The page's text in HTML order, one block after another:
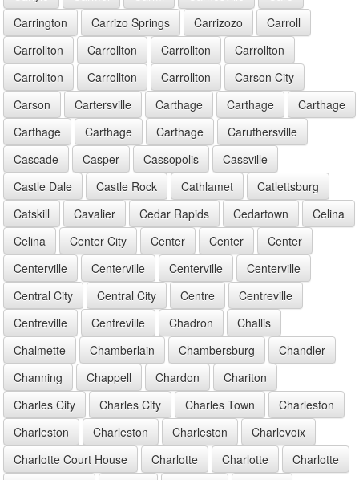
Carrington
Carrizo Springs Carrizozo
Carroll
Carrollton
Carrollton Carrollton
Carrollton
Carrollton
Carrollton Carrollton
Carson City
Carson
Cartersville Carthage Carthage
Carthage
Carthage
Carthage Carthage
Caruthersville
Cascade
Casper Cassopolis
Cassville
Castle Dale
Castle Rock Cathlamet
Catlettsburg
Catskill
Cavalier Cedar Rapids Cedartown
Celina
Celina
Center City Center Center
Center
Centerville
Centerville Centerville
Centerville
Central City
Central City Centre
Centreville
Centreville
Centreville Chadron
Challis
Chalmette
Chamberlain Chambersburg
Chandler
Channing
Chappell Chardon
Chariton
Charles City
Charles City Charles Town
Charleston
Charleston
Charleston Charleston
Charlevoix
Charlotte Court House
Charlotte Charlotte
Charlotte